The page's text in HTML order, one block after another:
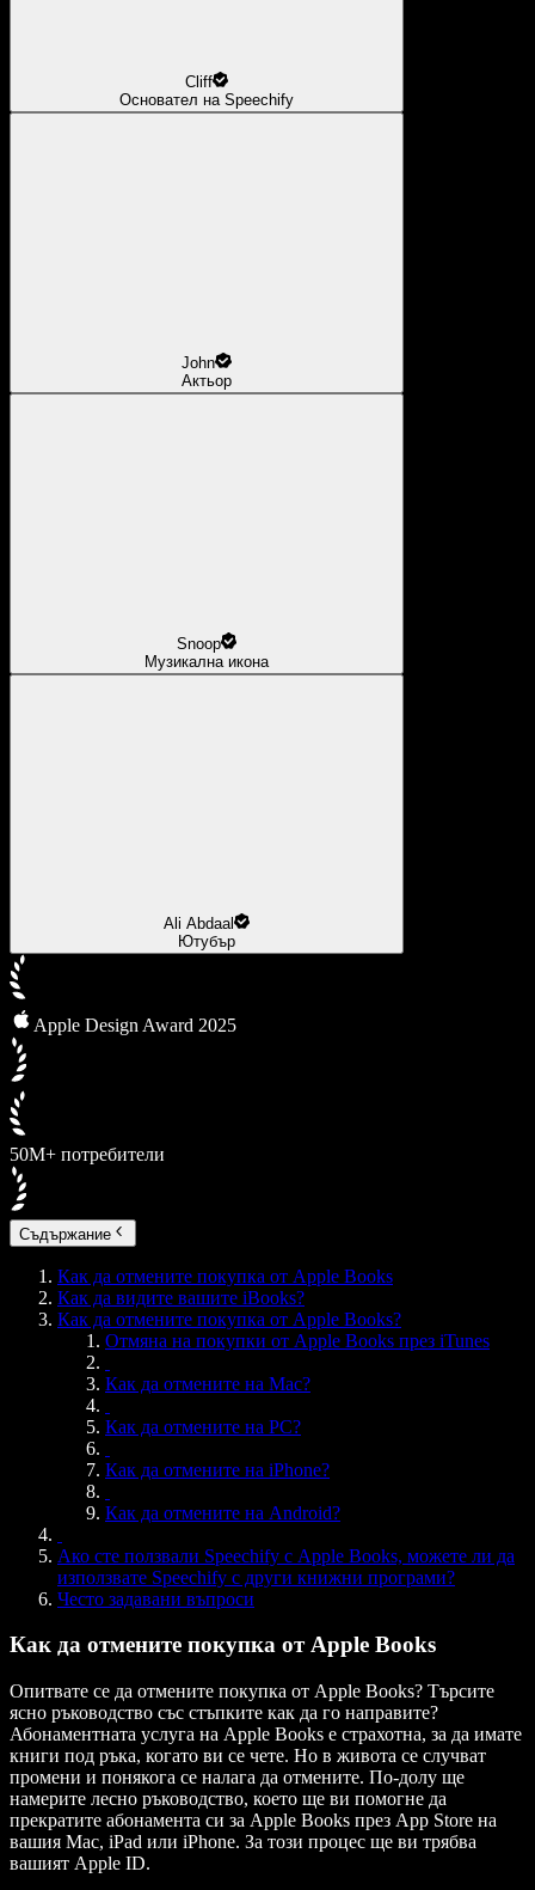
Cliff
Основател на Speechify
John
Актьор
Snoop
Музикална икона
Ali Abdaal
Ютубър
Apple Design Award 2025
50M+ потребители
Съдържание
Как да отмените покупка от Apple Books
Как да видите вашите iBooks?
Как да отмените покупка от Apple Books?
Отмяна на покупки от Apple Books през iTunes
Как да отмените на Mac?
Как да отмените на PC?
Как да отмените на iPhone?
Как да отмените на Android?
Ако сте ползвали Speechify с Apple Books, можете ли да
използвате Speechify с други книжни програми?
Често задавани въпроси
Как да отмените покупка от Apple Books
Опитвате се да отмените покупка от Apple Books? Търсите
ясно ръководство със стъпките как да го направите?
Абонаментната услуга на Apple Books е страхотна, за да имате
книги под ръка, когато ви се чете. Но в живота се случват
промени и понякога се налага да отмените. По-долу ще
намерите лесно ръководство, което ще ви помогне да
прекратите абонамента си за Apple Books през App Store на
вашия Mac, iPad или iPhone. За този процес ще ви трябва
вашият Apple ID.